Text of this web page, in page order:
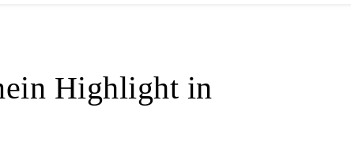
Highlight in